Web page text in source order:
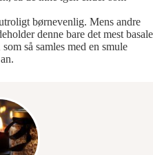
børnevenlig. Mens andre
denne bare det mest basale
så samles med en smule